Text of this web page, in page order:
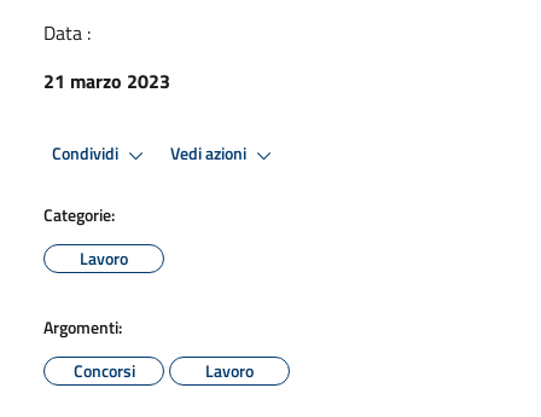
Data :
21 marzo 2023
Condividi Vedi azioni
Categorie:
Lavoro
Argomenti:
Concorsi
Lavoro